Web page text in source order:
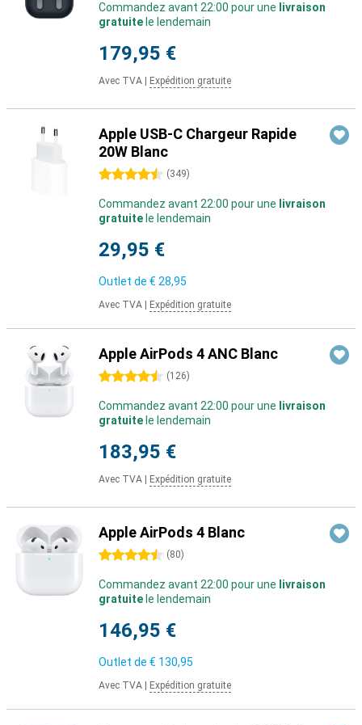
Commandez avant 22:00 pour une livraison
gratuite le lendemain
179,95 €
Avec TVA Expédition gratuite
Apple USB-C Chargeur Rapide
20W Blanc
4.5 étoiles (349)
Commandez avant 22:00 pour une livraison
gratuite le lendemain
29,95 €
Outlet de € 28,95
Avec TVA Expédition gratuite
Apple AirPods 4 ANC Blanc
4.5 étoiles (126)
Commandez avant 22:00 pour une livraison
gratuite le lendemain
183,95 €
Avec TVA Expédition gratuite
Apple AirPods 4 Blanc
4.5 étoiles (80)
Commandez avant 22:00 pour une livraison
gratuite le lendemain
146,95 €
Outlet de € 130,95
Avec TVA Expédition gratuite